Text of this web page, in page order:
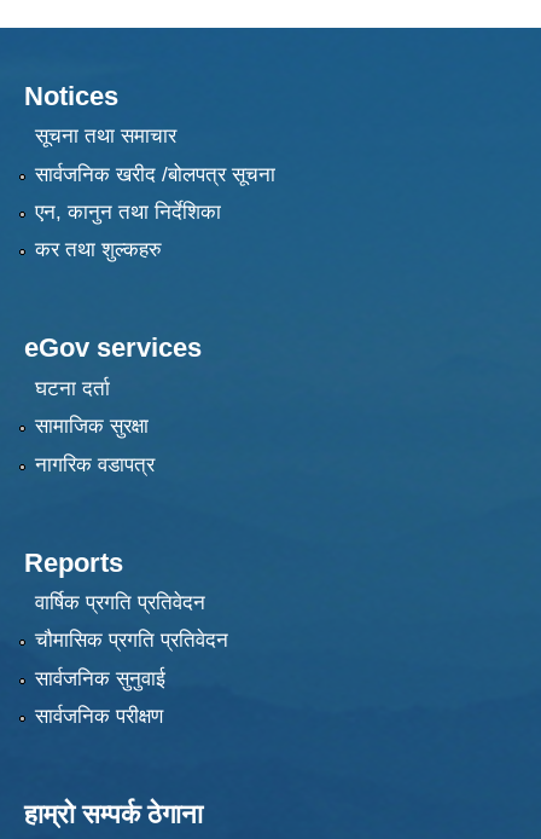
Notices
सूचना तथा समाचार
सार्वजनिक खरीद /बोलपत्र सूचना
एन, कानुन तथा निर्देशिका
कर तथा शुल्कहरु
eGov services
घटना दर्ता
सामाजिक सुरक्षा
नागरिक वडापत्र
Reports
वार्षिक प्रगति प्रतिवेदन
चौमासिक प्रगति प्रतिवेदन
सार्वजनिक सुनुवाई
सार्वजनिक परीक्षण
हाम्रो सम्पर्क ठेगाना